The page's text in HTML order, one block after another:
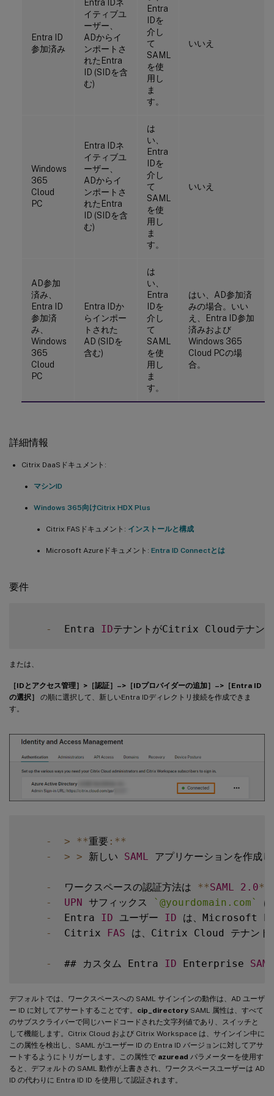
Entra ID
参加済み
Entra IDネ
イティブユ
ーザー、
ADからイ
ンポートさ
れたEntra
ID (SIDを含
む)
Entra
IDを
介し
て
SAML
を使
用し
ま
す。
いいえ
Windows
365
Cloud
PC
Entra IDネ
イティブユ
ーザー、
ADからイ
ンポートさ
れたEntra
ID (SIDを含
む)
は
い、
Entra
IDを
介し
て
SAML
を使
用し
ま
す。
いいえ
AD参加
済み、
Entra ID
参加済
み、
Windows
365
Cloud
PC
Entra IDか
らインポー
トされた
AD (SIDを
含む)
は
い、
Entra
IDを
介し
て
SAML
を使
用し
ま
す。
はい、AD参加済
みの場合。いい
え、Entra ID参加
済みおよび
Windows 365
Cloud PCの場
合。
詳細情報
Citrix DaaSドキュメント:
マシンID
Windows 365向けCitrix HDX Plus
Citrix FASドキュメント: インストールと構成
Microsoft Azureドキュメント: Entra ID Connectとは
要件
-
  Entra
IDテナントがCitrix Cloudテナント
または、
［IDとアクセス管理］>［認証］–>［IDプロバイダーの追加］–>［Entra ID
の選択］
の順に選択して、新しいEntra IDディレクトリ接続を作成できま
す。
- > **重要 : **
-
> > 新しい SAML アプリケーションを作成
-
  ワークスペースの認証方法は
**SAML 2.0**
-
UPN サフィックス ` @yourdomain.com`
-
  Entra
ID ユーザー ID は、Microsoft
-
  Citrix
FAS は、Citrix Cloud テナントお
-
  ## カスタム Entra
ID Enterprise SAML
デフォルトでは、ワークスペースへの SAML サインインの動作は、AD ユーザ
ー ID に対してアサートすることです。 cip_directory SAML 属性は、すべて
のサブスクライバーで同じハードコードされた文字列値であり、スイッチと
して機能します。Citrix Cloud および Citrix Workspace は、サインイン中に
この属性を検出し、SAML がユーザー ID の Entra ID バージョンに対してアサ
ートするようにトリガーします。この属性で azuread パラメーターを使用す
ると、デフォルトの SAML 動作が上書きされ、ワークスペースユーザーは AD
ID の代わりに Entra ID ID を使用して認証されます。